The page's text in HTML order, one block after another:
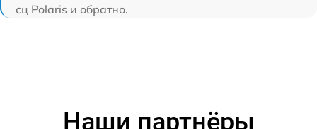
сц Polaris и обратно.
Наши партнёры